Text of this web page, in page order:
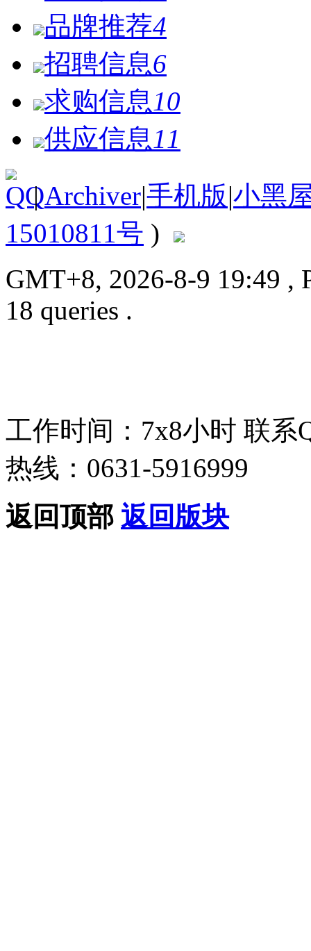
品牌推荐4
招聘信息6
求购信息 10
供应信息 11
| Archiver|手机版|小黑
15010811号 )
GMT+8, 2026-8-9 19:49 ,
18 queries .
工作时间：7x8小时 联系
热线：0631-5916999
返回顶部 返回版块